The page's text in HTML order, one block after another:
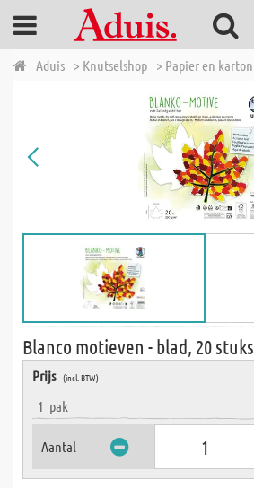
Aduis > Knutselshop > Papier en karton
Blanco motieven - blad, 20 stuks
Prijs (incl. BTW)
1 pak
Aantal